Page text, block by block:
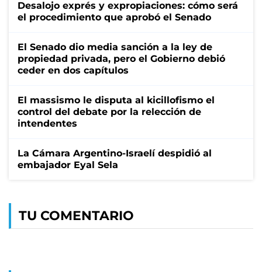
Desalojo exprés y expropiaciones: cómo será
el procedimiento que aprobó el Senado
El Senado dio media sanción a la ley de
propiedad privada, pero el Gobierno debió
ceder en dos capítulos
El massismo le disputa al kicillofismo el
control del debate por la relección de
intendentes
La Cámara Argentino-Israelí despidió al
embajador Eyal Sela
TU COMENTARIO